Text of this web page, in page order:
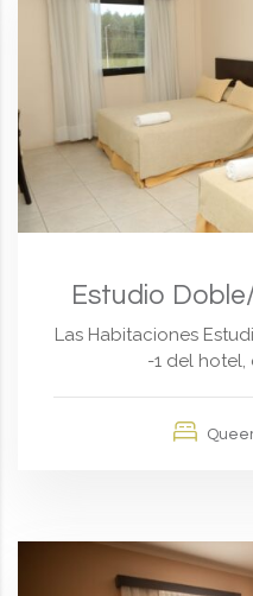
Estudio
Las Habitaciones
-1 del hotel,